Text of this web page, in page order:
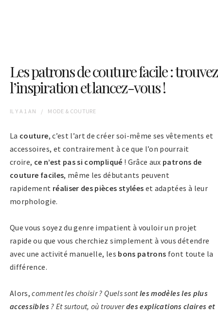
Les patrons de couture facile : trouvez
l’inspiration et lancez-vous !
IL Y A 1 AN MODE & COUTURE
La couture, c’est l’art de créer soi-même ses vêtements et
accessoires, et contrairement à ce que l’on pourrait
croire, ce n’est pas si compliqué ! Grâce aux patrons de
couture faciles, même les débutants peuvent
rapidement réaliser des pièces stylées et adaptées à leur
morphologie.
Que vous soyez du genre impatient à vouloir un projet
rapide ou que vous cherchiez simplement à vous détendre
avec une activité manuelle, les bons patrons font toute la
différence.
Alors,comment les choisir ? Quels sontles modèles les plus
accessibles? Et surtout, où trouverdes explications claires et